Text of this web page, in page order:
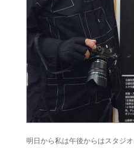
明日から私は午後からはスタジ